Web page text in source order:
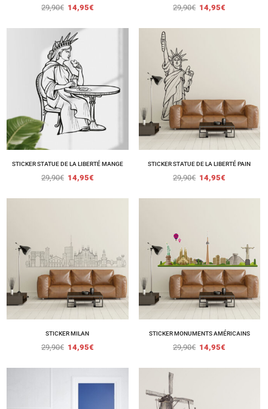
29,90€ 14,95€ 29,90€ 14,95€
STICKER STATUE DE LA LIBERTÉ MANGE
29,90€ 14,95€
STICKER STATUE DE LA LIBERTÉ PAIN
29,90€ 14,95€
STICKER MILAN
29,90€ 14,95€
STICKER MONUMENTS AMÉRICAINS
29,90€ 14,95€